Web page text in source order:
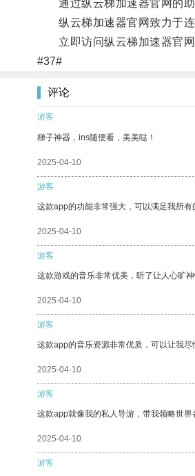
通过纵云梯加速器官网的助
纵云梯加速器官网致力于连
立即访问纵云梯加速器官网
#37#
评论
游客
梯子神器，ins随便看，美美哒！
2025-04-10
游客
这款app的功能非常强大，可以满足我所有
2025-04-10
游客
这款游戏的音乐非常优美，听了让人心旷神
2025-04-10
游客
这款app的音乐资源非常优质，可以让我尽
2025-04-10
游客
这款app就像我的私人导游，带我领略世界
2025-04-10
游客